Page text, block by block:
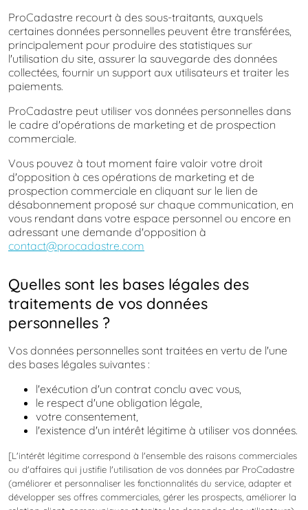
ProCadastre recourt à des sous-traitants, auxquels
certaines données personnelles peuvent être transférées,
principalement pour produire des statistiques sur
l'utilisation du site, assurer la sauvegarde des données
collectées, fournir un support aux utilisateurs et traiter les
paiements.
ProCadastre peut utiliser vos données personnelles dans
le cadre d'opérations de marketing et de prospection
commerciale.
Vous pouvez à tout moment faire valoir votre droit
d'opposition à ces opérations de marketing et de
prospection commerciale en cliquant sur le lien de
désabonnement proposé sur chaque communication, en
vous rendant dans votre espace personnel ou encore en
adressant une demande d'opposition à
contact@procadastre.com
Quelles sont les bases légales des
traitements de vos données
personnelles ?
Vos données personnelles sont traitées en vertu de l'une
des bases légales suivantes :
l'exécution d'un contrat conclu avec vous,
le respect d'une obligation légale,
votre consentement,
l'existence d'un intérêt légitime à utiliser vos données.
[L'intérêt légitime correspond à l'ensemble des raisons commerciales
ou d'affaires qui justifie l'utilisation de vos données par ProCadastre
(améliorer et personnaliser les fonctionnalités du service, adapter et
développer ses offres commerciales, gérer les prospects, améliorer la